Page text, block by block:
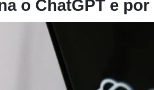
o ChatGPT e